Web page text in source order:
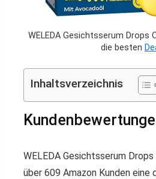
WELEDA Gesichtsserum Drops
die besten
Inhaltsverzeichnis
WELEDA Gesichtsserum
über 609 Amazon Kunden